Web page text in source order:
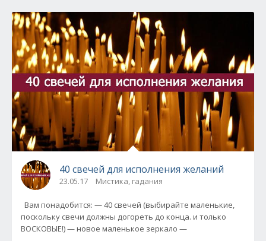
40 свечей для исполнения желаний
23.05.17 Мистика, гадания
Вам понадобится: — 40 свечей (выбирайте маленькие,
поскольку свечи должны догореть до конца. и только
ВОСКОВЫЕ!) — новое маленькое зеркало —